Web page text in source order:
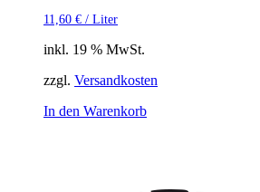
11,60 € / Liter
inkl. 19 % MwSt.
zzgl. Versandkosten
In den Warenkorb